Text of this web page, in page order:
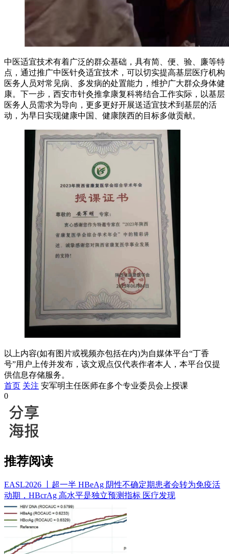
中医适宜技术有着广泛的群众基础，具有简、便、验、廉等特
点，通过推广中医针灸适宜技术，可以切实提高基层医疗机构
医务人员对常见病、多发病的处置能力，维护广大群众身体健
康。下一步，西安市针灸推拿康复科将结合工作实际，以基层
医务人员需求为导向，更多更好开展送适宜技术到基层的活
动，为早日实现健康中国、健康陕西的目标多做贡献。
以上内容(如有图片或视频亦包括在内)为自媒体平台“丁香
号”用户上传并发布，该文观点仅代表作者本人，本平台仅提
供信息存储服务。
首页 关注 安军明主任医师在多个专业委员会上授课
0
推荐阅读
EASL2026 丨超一半 HBeAg 阴性不确定期患者会转为免疫活
动期，HBcrAg 高水平是独立预测指标 医疗发现